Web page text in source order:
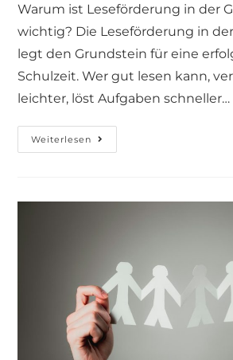
Warum ist Leseförderung in der
wichtig? Die Leseförderung in
legt den Grundstein für eine
Schulzeit. Wer gut lesen kann,
leichter, löst Aufgaben schneller…
Weiterlesen